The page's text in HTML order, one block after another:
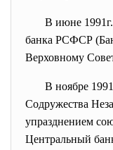
В июне 1991г.
банка РСФСР
Верховному
В ноябре
Содружества
упразднением
Центральный